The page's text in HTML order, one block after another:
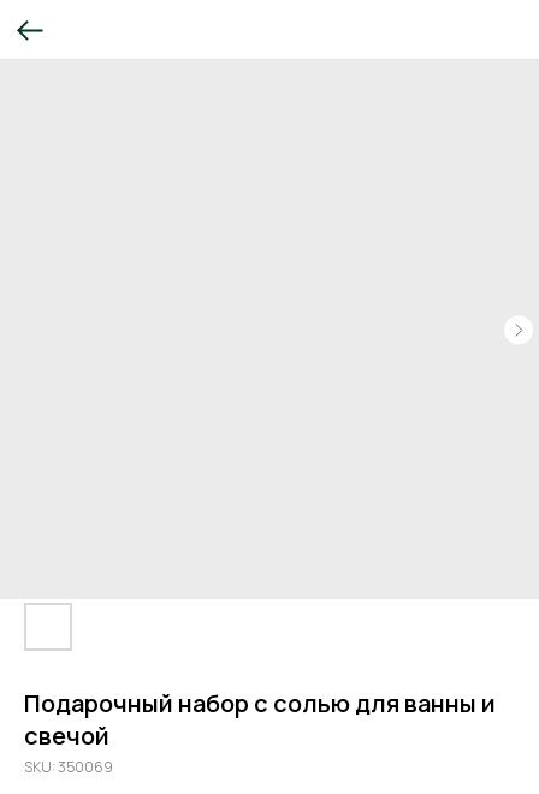
Подарочный набор с солью для ванны и
свечой
SKU:350069